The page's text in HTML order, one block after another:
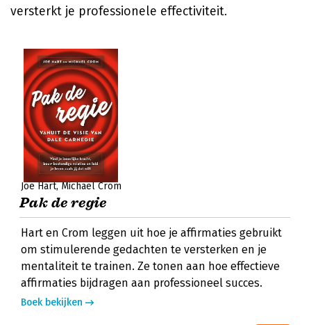
versterkt je professionele effectiviteit.
Joe Hart Michael Crom
Pak de regie
Hart en Crom leggen uit hoe je affirmaties gebruikt
om stimulerende gedachten te versterken en je
mentaliteit te trainen. Ze tonen aan hoe effectieve
affirmaties bijdragen aan professioneel succes.
Boek bekijken